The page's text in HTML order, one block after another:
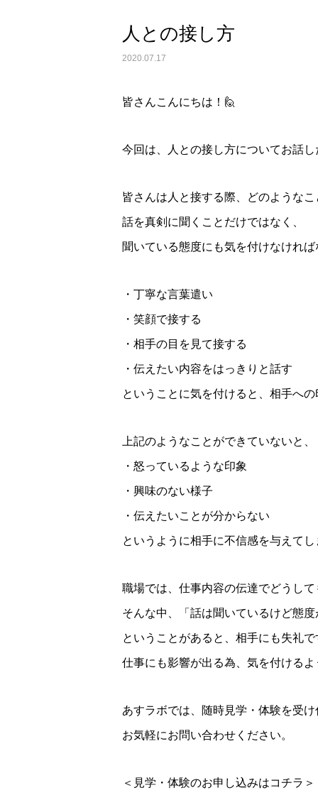
人との接し方
2020.07.17
皆さんこんにちは！🙋
今回は、人との接し方についてお話し
皆さんは人と接する際、どのような
話を真剣に聞くことだけではなく、
聞いている態度にも気を付けなければ
・丁寧な言葉遣い
・笑顔で接する
・相手の目を見て接する
・伝えたい内容をはっきりと話す
ということに気を付けると、相手へ
上記のようなことができていないと、
・怒っているような印象
・興味のない様子
・伝えたいことが分からない
というように相手に不信感を与えて
職場では、仕事内容の伝達でどうし
そんな中、「話は聞いているけど態
ということがあると、相手にも失礼で
仕事にも影響が出る為、気を付けるよ
あすラボでは、随時見学・体験を受け
お気軽にお問い合わせください。
＜見学・体験のお申し込みはコチラ＞